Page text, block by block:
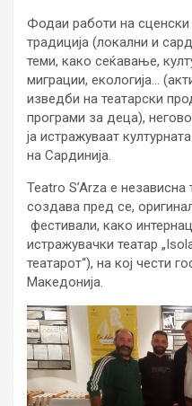
Фодаи работи на
традиција (локални и
теми, како сеќавање,
миграции, екологија…
изведби на театарски
програми за деца),
ја истражуваат
на Сардинија.
Teatro S’Arza е независна
создава пред се,
фестивали, како
истражувачки театар
театарот“), на кој чести
Македонија.